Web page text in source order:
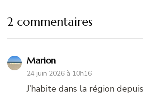
2 commentaires
Marion
24 juin 2026 à 10h16
J’habite dans la région